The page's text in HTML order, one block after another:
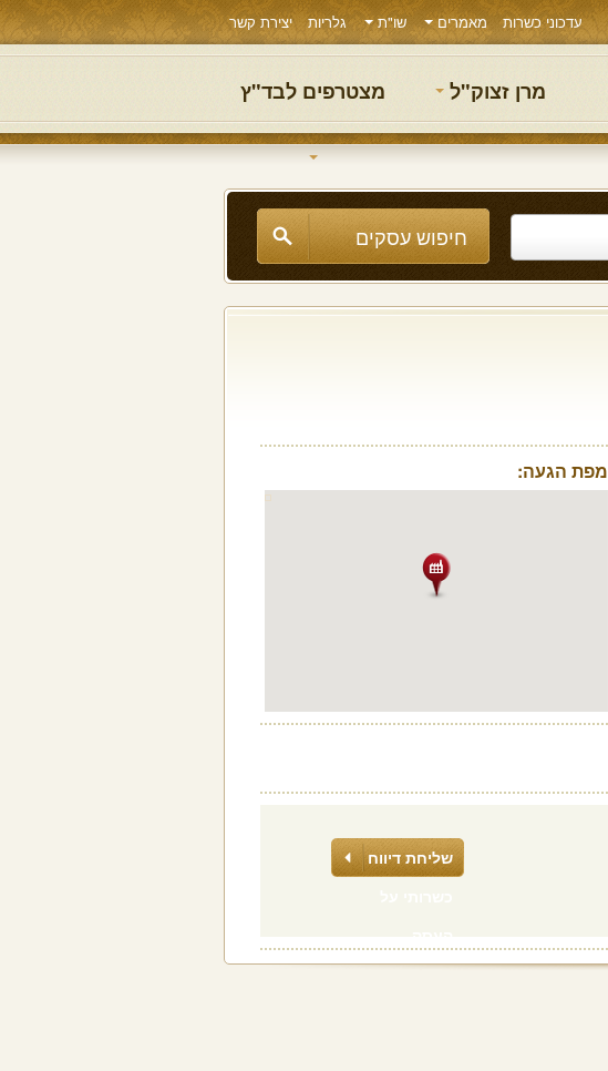
עדכוני כשרות מאמרים שו"ת גלריות יצירת קשר
מרן זצוק"ל מצטרפים לבד"ץ
מפת הגעה:
שליחת דיווח